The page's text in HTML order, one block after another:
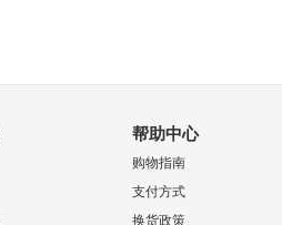
帮助中心
购物指南
支付方式
换货政策